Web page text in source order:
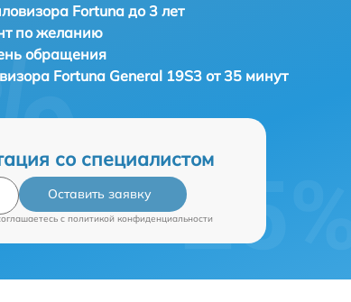
Fortuna до 3 лет
по желанию
обращения
Fortuna General 19S3 от 35 минут
со специалистом
Оставить заявку
c политикой конфиденциальности